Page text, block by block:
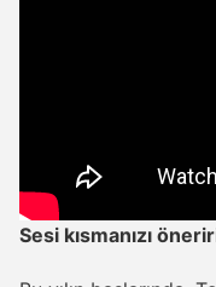
Sesi kısmanızı